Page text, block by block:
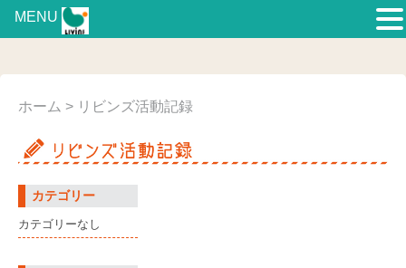
ホーム > リビンズ活動記録
カテゴリー
カテゴリーなし
MENU